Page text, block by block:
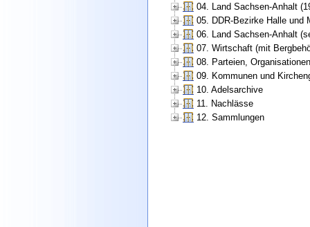
04. Land Sachsen-Anhalt
05. DDR-Bezirke Halle und
06. Land Sachsen-Anhalt
07. Wirtschaft (mit
08. Parteien,
09. Kommunen und
10. Adelsarchive
11. Nachlässe
12. Sammlungen